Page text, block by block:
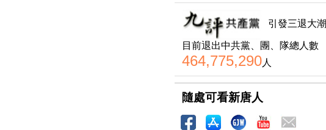
引發三退大潮
目前退出中共黨、團、隊總人數
464,775,290人
隨處可看新唐人